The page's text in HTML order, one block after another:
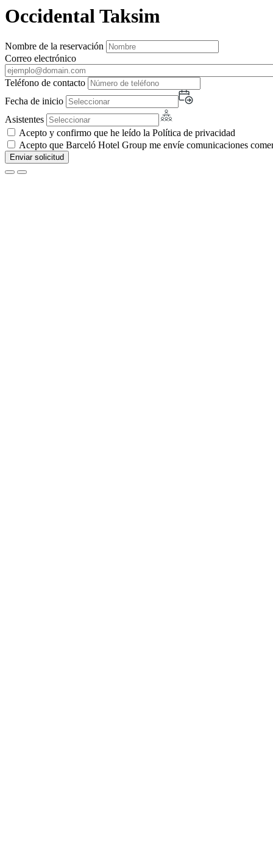
Occidental Taksim
Nombre de la reservación
Correo electrónico
Teléfono de contacto
Fecha de inicio
Asistentes
Acepto y confirmo que he leído la Política de privacidad
Acepto que Barceló Hotel Group me envíe comunicaciones
Enviar solicitud